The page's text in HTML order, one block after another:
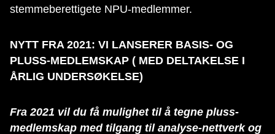
stemmeberettigete NPU-medlemmer.
NYTT FRA 2021: VI LANSERER BASIS- OG
PLUSS-MEDLEMSKAP ( MED DELTAKELSE I
ÅRLIG UNDERSØKELSE)
Fra 2021 vil du få mulighet til å tegne pluss-
medlemskap med tilgang til analyse-nettverk og